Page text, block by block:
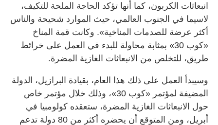
انبعاثات الكربون، كما أنها تؤكد الحاجة الملحة للتكيف،
لاسيما في الجنوب العالمي، حيث الموارد شحيحة والناس
أكثر عرضة للصدمات المناخية». وكانت قمة المناخ
«كوب 30» بمثابة محاولة للبدء في العمل على خرائط
طريق، للتخلص من الانبعاثات الغازية المضرة.
وسيبدأ العمل على ذلك هذا العام، بقيادة البرازيل، الدولة
المضيفة لمؤتمر «كوب 30»، وذلك خلال مؤتمر خاص
حول الانبعاثات الغازية المضرة، ستعقده كولومبيا في
أبريل، ومن المتوقع أن يحضره أكثر من 80 دولة تدعم